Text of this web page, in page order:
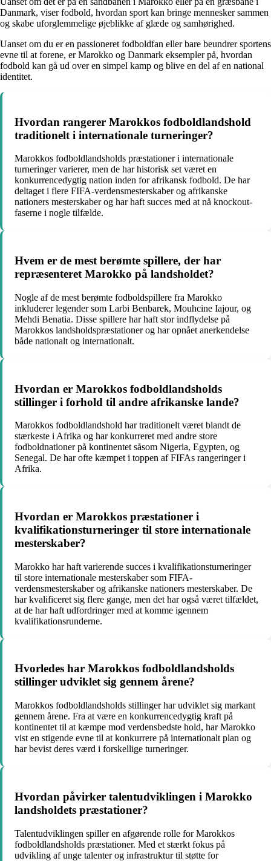
Danmark, viser fodbold, hvordan sport kan bringe mennesker sammen
og skabe uforglemmelige øjeblikke af glæde og samhørighed.
Uanset om du er en passioneret fodboldfan eller bare beundrer sportens
evne til at forene, er Marokko og Danmark eksempler på, hvordan
fodbold kan gå ud over en simpel kamp og blive en del af en national
identitet.
Hvordan rangerer Marokkos fodboldlandshold
traditionelt i internationale turneringer?
Marokkos fodboldlandsholds præstationer i internationale
turneringer varierer, men de har historisk set været en
konkurrencedygtig nation inden for afrikansk fodbold. De har
deltaget i flere FIFA-verdensmesterskaber og afrikanske
nationers mesterskaber og har haft succes med at nå knockout-
faserne i nogle tilfælde.
Hvem er de mest berømte spillere, der har
repræsenteret Marokko på landsholdet?
Nogle af de mest berømte fodboldspillere fra Marokko
inkluderer legender som Larbi Benbarek, Mouhcine Iajour, og
Mehdi Benatia. Disse spillere har haft stor indflydelse på
Marokkos landsholdspræstationer og har opnået anerkendelse
både nationalt og internationalt.
Hvordan er Marokkos fodboldlandsholds
stillinger i forhold til andre afrikanske lande?
Marokkos fodboldlandshold har traditionelt været blandt de
stærkeste i Afrika og har konkurreret med andre store
fodboldnationer på kontinentet såsom Nigeria, Egypten, og
Senegal. De har ofte kæmpet i toppen af FIFAs rangeringer i
Afrika.
Hvordan er Marokkos præstationer i
kvalifikationsturneringer til store internationale
mesterskaber?
Marokko har haft varierende succes i kvalifikationsturneringer
til store internationale mesterskaber som FIFA-
verdensmesterskaber og afrikanske nationers mesterskaber. De
har kvalificeret sig flere gange, men det har også været tilfældet,
at de har haft udfordringer med at komme igennem
kvalifikationsrunderne.
Hvorledes har Marokkos fodboldlandsholds
stillinger udviklet sig gennem årene?
Marokkos fodboldlandsholds stillinger har udviklet sig markant
gennem årene. Fra at være en konkurrencedygtig kraft på
kontinentet til at kæmpe mod verdensbedste hold, har Marokko
vist en stigende evne til at konkurrere på internationalt plan og
har bevist deres værd i forskellige turneringer.
Hvordan påvirker talentudviklingen i Marokko
landsholdets præstationer?
Talentudviklingen spiller en afgørende rolle for Marokkos
fodboldlandsholds præstationer. Med et stærkt fokus på
udvikling af unge talenter og infrastruktur til støtte for